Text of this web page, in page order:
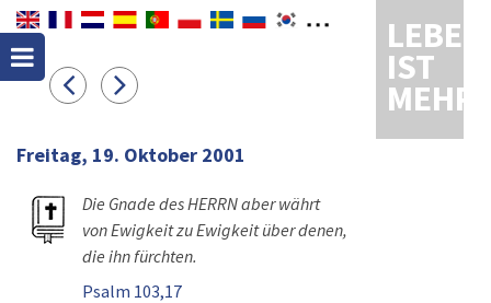
LEBEN
IST
MEHR
Freitag, 19. Oktober 2001
Die Gnade des HERRN aber währt
von Ewigkeit zu Ewigkeit über denen,
die ihn fürchten.
Psalm 103,17